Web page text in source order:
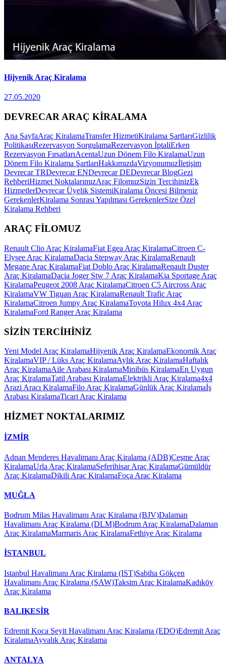
Hijyenik Araç Kiralama
27.05.2020
DEVRECAR ARAÇ KİRALAMA
Ana SayfaAraç KiralamaTransfer HizmetiKiralama ŞartlarıGizlilik
PolitikasıRezervasyon SorgulamaRezervasyon İptaliErken
Rezervasyon FırsatlarıAcentaUzun Dönem Filo KiralamaUzun
Dönem Filo Kiralama ŞartlarıHakkımızdaVizyonumuzİletişim
Devrecar TRDevrecar ENDevrecar DEDevrecar BlogGezi
RehberiHizmet NoktalarımızAraç FilomuzSizin TercihinizEk
HizmetlerDevrecar Üyelik SistemiKiralama Öncesi Bilmeniz
GerekenlerKiralama Sonrası Yapılması GerekenlerSize Özel
Kiralama Rehberi
ARAÇ FİLOMUZ
Renault Clio Araç KiralamaFiat Egea Araç KiralamaCitroen C-
Elysee Araç KiralamaDacia Stepway Araç KiralamaRenault
Megane Araç KiralamaFiat Doblo Araç KiralamaRenault Duster
Araç KiralamaDacia Joger Stw 7 Araç KiralamaKia Sportage Araç
KiralamaPeugeot 2008 Araç KiralamaCitroen C5 Aircross Araç
KiralamaVW Tiguan Araç KiralamaRenault Trafic Araç
KiralamaCitroen Jumpy Araç KiralamaToyota Hilux 4x4 Araç
KiralamaFord Ranger Araç Kiralama
SİZİN TERCİHİNİZ
Yeni Model Araç KiralamaHijyenik Araç KiralamaEkonomik Araç
KiralamaVIP / Lüks Araç KiralamaAylık Araç KiralamaHaftalık
Araç KiralamaAile Arabası KiralamaMinibüs KiralamaEn Uygun
Araç KiralamaTatil Arabası KiralamaElektrikli Araç Kiralama4x4
Arazi Aracı KiralamaFilo Araç KiralamaGünlük Araç Kiralamaİş
Arabası KiralamaTicari Araç Kiralama
HİZMET NOKTALARIMIZ
İZMİR
Adnan Menderes Havalimanı Araç Kiralama (ADB)Çeşme Araç
KiralamaUrla Araç KiralamaSeferihisar Araç KiralamaGümüldür
Araç KiralamaDikili Araç KiralamaFoça Araç Kiralama
MUĞLA
Bodrum Milas Havalimanı Araç Kiralama (BJV)Dalaman
Havalimanı Araç Kiralama (DLM)Bodrum Araç KiralamaDalaman
Araç KiralamaMarmaris Araç KiralamaFethiye Araç Kiralama
İSTANBUL
Istanbul Havalimanı Araç Kiralama (IST)Sabiha Gökçen
Havalimanı Araç Kiralama (SAW)Taksim Araç KiralamaKadıköy
Araç Kiralama
BALIKESİR
Edremit Koca Seyit Havalimanı Araç Kiralama (EDO)Edremit Araç
KiralamaAyvalık Araç Kiralama
ANTALYA